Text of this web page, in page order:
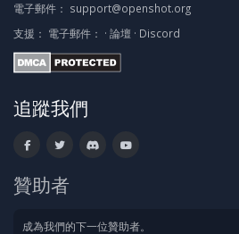
電子郵件： support@openshot.org
支援： 電子郵件： · 論壇 · Discord
追蹤我們
贊助者
成為我們的下一位贊助者。